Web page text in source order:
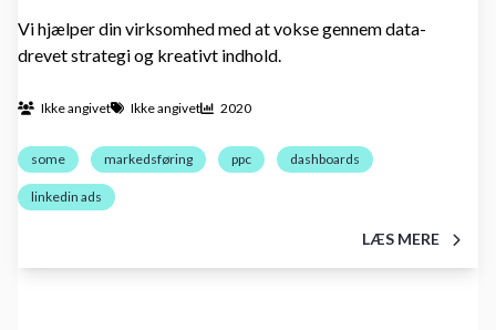
Vi hjælper din virksomhed med at vokse gennem data-
drevet strategi og kreativt indhold.
Ikke angivet Ikke angivet 2020
some markedsføring ppc dashboards
linkedin ads
LÆS MERE